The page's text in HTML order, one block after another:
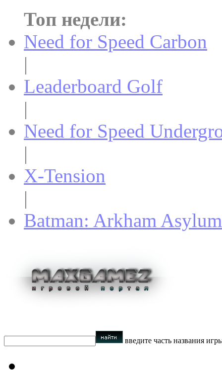
Топ недели:
Need for Speed Carbon
|
Leaderboard Golf
|
Need for Speed
|
X-Tension
|
Batman: Arkham Asylum
введите часть названия